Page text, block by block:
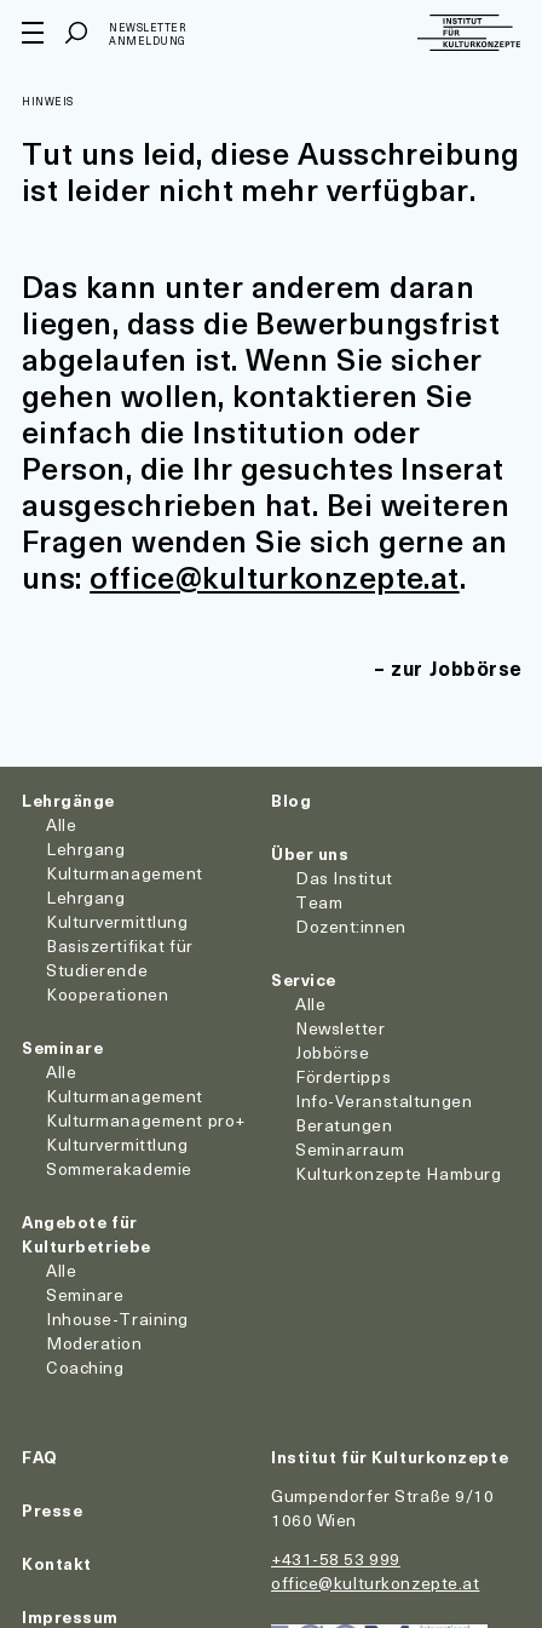
NEWSLETTER
ANMELDUNG
HINWEIS
Tut uns leid, diese Ausschreibung
ist leider nicht mehr verfügbar.
Das kann unter anderem daran
liegen, dass die Bewerbungsfrist
abgelaufen ist. Wenn Sie sicher
gehen wollen, kontaktieren Sie
einfach die Institution oder
Person, die Ihr gesuchtes Inserat
ausgeschrieben hat. Bei weiteren
Fragen wenden Sie sich gerne an
uns: office@kulturkonzepte.at.
zur Jobbörse
Lehrgänge
Alle
Lehrgang
Kulturmanagement
Lehrgang
Kulturvermittlung
Basiszertifikat für
Studierende
Kooperationen
Seminare
Alle
Kulturmanagement
Kulturmanagement pro+
Kulturvermittlung
Sommerakademie
Angebote für
Kulturbetriebe
Alle
Seminare
Inhouse-Training
Moderation
Coaching
Blog
Über uns
Das Institut
Team
Dozent:innen
Service
Alle
Newsletter
Jobbörse
Fördertipps
Info-Veranstaltungen
Beratungen
Seminarraum
Kulturkonzepte Hamburg
FAQ
Presse
Kontakt
Impressum
Institut für Kulturkonzepte
Gumpendorfer Straße 9/10
1060 Wien
+431-58 53 999
office@kulturkonzepte.at